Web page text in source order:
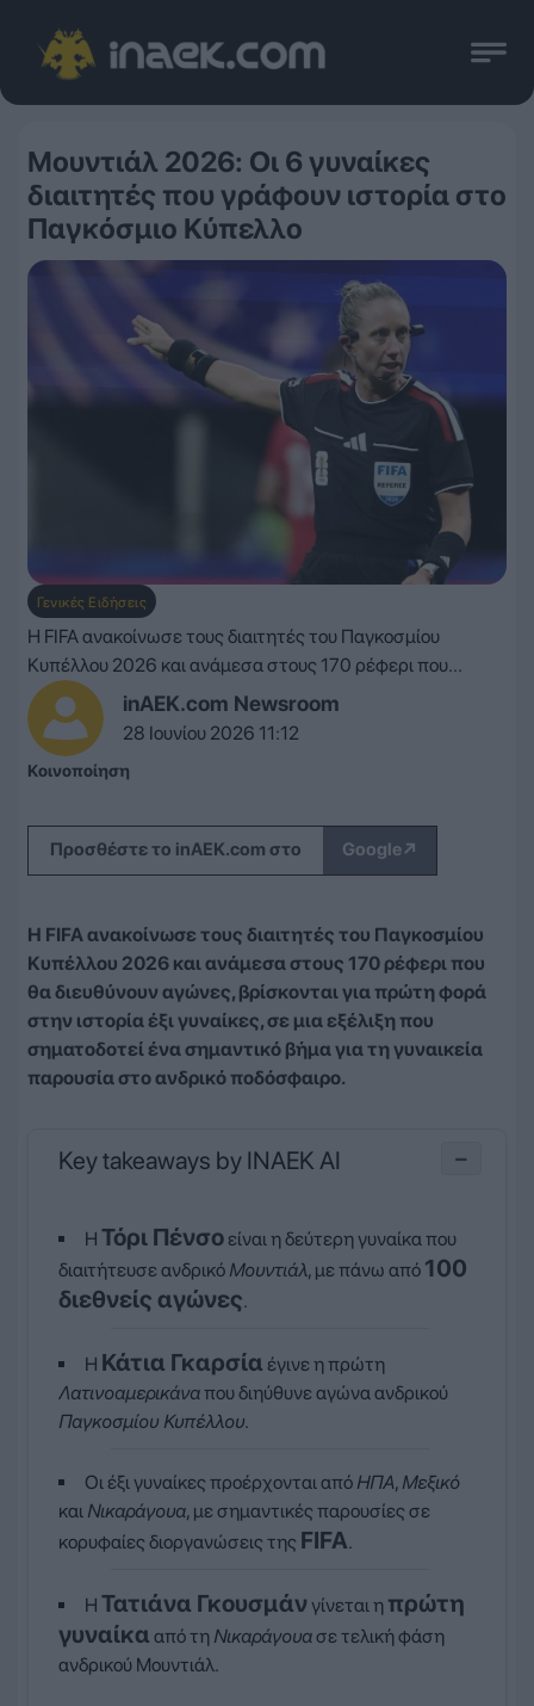
Μουντιάλ 2026: Οι 6 γυναίκες
διαιτητές που γράφουν ιστορία στο
Παγκόσμιο Κύπελλο
Γενικές Ειδήσεις
inAEK.com Newsroom
28 Ιουνίου 2026 11:12
Η FIFA ανακοίνωσε τους διαιτητές του Παγκοσμίου
Κυπέλλου 2026 και ανάμεσα στους 170 ρέφερι που...
Κοινοποίηση
Προσθέστε το inAEK.com στο Google↗
Η FIFA ανακοίνωσε τους διαιτητές του Παγκοσμίου
Κυπέλλου 2026 και ανάμεσα στους 170 ρέφερι που
θα διευθύνουν αγώνες, βρίσκονται για πρώτη φορά
στην ιστορία έξι γυναίκες, σε μια εξέλιξη που
σηματοδοτεί ένα σημαντικό βήμα για τη γυναικεία
παρουσία στο ανδρικό ποδόσφαιρο.
Key takeaways by INAEK AI −
Η Τόρι Πένσο είναι η δεύτερη γυναίκα που
διαιτήτευσε ανδρικό Μουντιάλ, με πάνω από 100
διεθνείς αγώνες.
Η Κάτια Γκαρσία έγινε η πρώτη
Λατινοαμερικάναπου διηύθυνε αγώνα ανδρικού
Παγκοσμίου Κυπέλλου.
Οι έξι γυναίκες προέρχονται από ΗΠΑ, Μεξικό
και Νικαράγουα, με σημαντικές παρουσίες σε
κορυφαίες διοργανώσεις της FIFA.
Η Τατιάνα Γκουσμάνγίνεται η πρώτη
γυναίκα από τη Νικαράγουασε τελική φάση
ανδρικού Μουντιάλ.